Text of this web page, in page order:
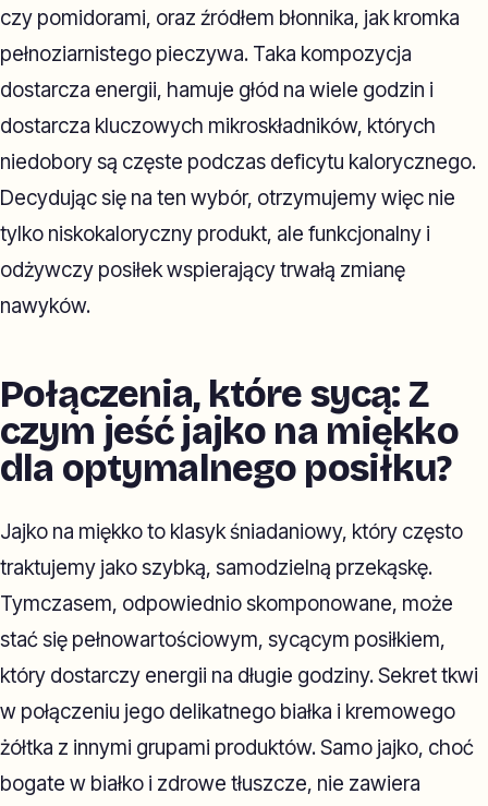
czy pomidorami, oraz źródłem błonnika, jak kromka
pełnoziarnistego pieczywa. Taka kompozycja
dostarcza energii, hamuje głód na wiele godzin i
dostarcza kluczowych mikroskładników, których
niedobory są częste podczas deficytu kalorycznego.
Decydując się na ten wybór, otrzymujemy więc nie
tylko niskokaloryczny produkt, ale funkcjonalny i
odżywczy posiłek wspierający trwałą zmianę
nawyków.
Połączenia, które sycą: Z
czym jeść jajko na miękko
dla optymalnego posiłku?
Jajko na miękko to klasyk śniadaniowy, który często
traktujemy jako szybką, samodzielną przekąskę.
Tymczasem, odpowiednio skomponowane, może
stać się pełnowartościowym, sycącym posiłkiem,
który dostarczy energii na długie godziny. Sekret tkwi
w połączeniu jego delikatnego białka i kremowego
żółtka z innymi grupami produktów. Samo jajko, choć
bogate w białko i zdrowe tłuszcze, nie zawiera